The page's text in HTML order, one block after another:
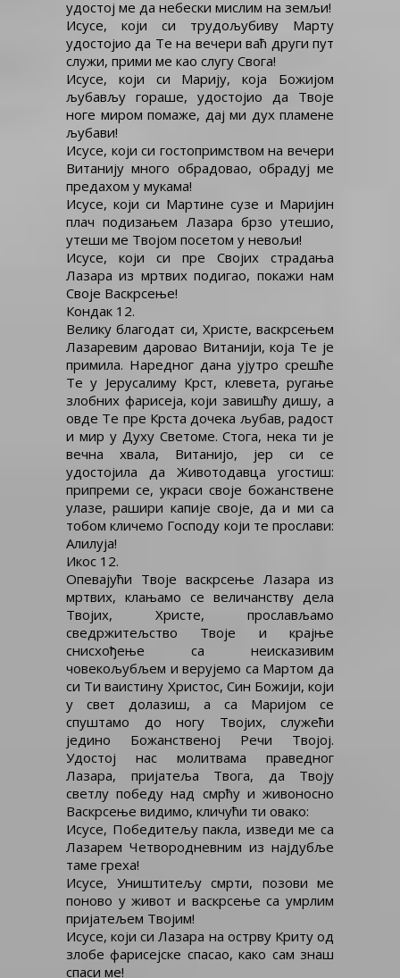
удостој ме да небески мислим на земљи!
Исусе, који си трудољубиву Марту
удостојио да Те на вечери ваћ други пут
служи, прими ме као слугу Свога!
Исусе, који си Марију, која Божијом
љубављу гораше, удостојио да Твоје
ноге миром помаже, дај ми дух пламене
љубави!
Исусе, који си гостопримством на вечери
Витанију много обрадовао, обрадуј ме
предахом у мукама!
Исусе, који си Мартине сузе и Маријин
плач подизањем Лазара брзо утешио,
утеши ме Твојом посетом у невољи!
Исусе, који си пре Својих страдања
Лазара из мртвих подигао, покажи нам
Своје Васкрсење!
Кондак 12.
Велику благодат си, Христе, васкрсењем
Лазаревим даровао Витанији, која Те је
примила. Наредног дана ујутро срешће
Те у Јерусалиму Крст, клевета, ругање
злобних фарисеја, који завишћу дишу, а
овде Те пре Крста дочека љубав, радост
и мир у Духу Светоме. Стога, нека ти је
вечна хвала, Витанијо, јер си се
удостојила да Животодавца угостиш:
припреми се, украси своје божанствене
улазе, рашири капије своје, да и ми са
тобом кличемо Господу који те прослави:
Алилуја!
Икос 12.
Опевајући Твоје васкрсење Лазара из
мртвих, клањамо се величанству дела
Твојих, Христе, прослављамо
сведржитељство Твоје и крајње
снисхођење са неисказивим
човекољубљем и верујемо са Мартом да
си Ти ваистину Христос, Син Божији, који
у свет долазиш, а са Маријом се
спуштамо до ногу Твојих, служећи
једино Божанственој Речи Твојој.
Удостој нас молитвама праведног
Лазара, пријатеља Твога, да Твоју
светлу победу над смрћу и живоносно
Васкрсење видимо, кличући ти овако:
Исусе, Победитељу пакла, изведи ме са
Лазарем Четвородневним из најдубље
таме греха!
Исусе, Уништитељу смрти, позови ме
поново у живот и васкрсење са умрлим
пријатељем Твојим!
Исусе, који си Лазара на острву Криту од
злобе фарисејске спасао, како сам знаш
спаси ме!